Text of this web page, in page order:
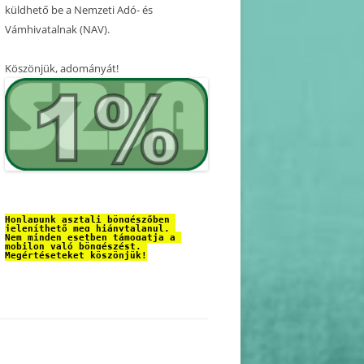
küldhető be a Nemzeti Adó- és
Vámhivatalnak (NAV).
Köszönjük, adományát!
Honlapunk asztali böngészőben
jeleníthető meg hiánytalanul.
Nem minden esetben támogatja a
mobilon való böngészést.
Megértéseteket köszönjük!